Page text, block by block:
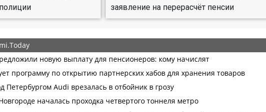
заявление на перерасчёт пенсии